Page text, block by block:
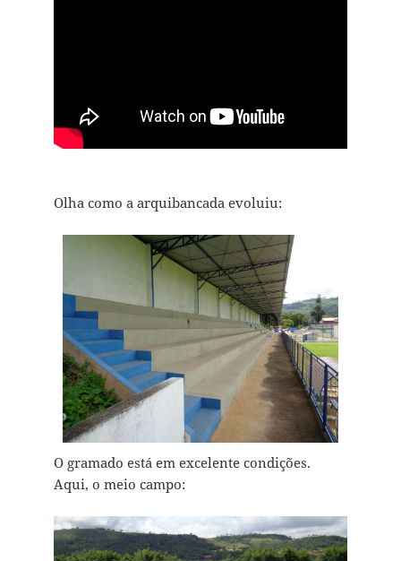
Olha como a arquibancada evoluiu:
O gramado está em excelente condições.
Aqui, o meio campo: